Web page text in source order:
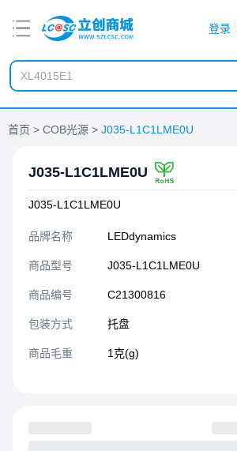
登录
首页 COB光源 J035-L1C1LME0U
J035-L1C1LME0U
J035-L1C1LME0U
品牌名称 LEDdynamics
商品型号 J035-L1C1LME0U
商品编号 C21300816
包装方式 托盘
商品毛重 1克(g)